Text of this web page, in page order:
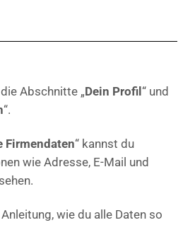
Abschnitte „Dein Profil “ und
“.
Firmendaten“ kannst du
wie Adresse, E-Mail und
wie du alle Daten so